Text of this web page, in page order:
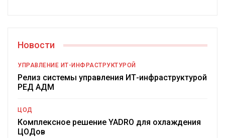
Новости
УПРАВЛЕНИЕ ИТ-ИНФРАСТРУКТУРОЙ
Релиз системы управления ИТ-инфраструктурой
РЕД АДМ
ЦОД
Комплексное решение YADRO для охлаждения
ЦОДов